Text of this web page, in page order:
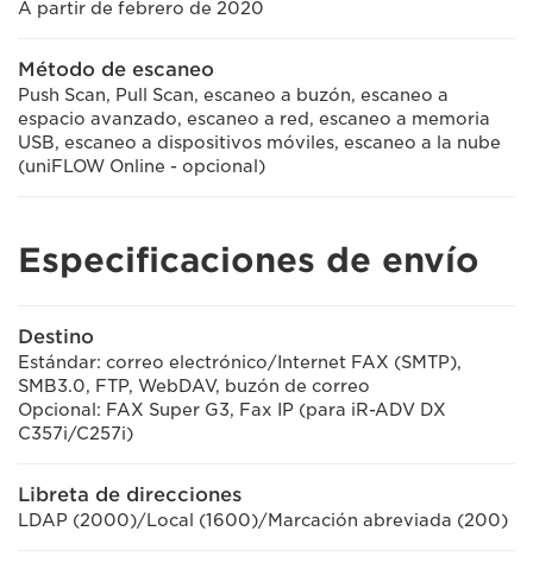
A partir de febrero de 2020
Método de escaneo
Push Scan, Pull Scan, escaneo a buzón, escaneo a
espacio avanzado, escaneo a red, escaneo a memoria
USB, escaneo a dispositivos móviles, escaneo a la nube
(uniFLOW Online - opcional)
Especificaciones de envío
Destino
Estándar: correo electrónico/Internet FAX (SMTP),
SMB3.0, FTP, WebDAV, buzón de correo
Opcional: FAX Super G3, Fax IP (para iR-ADV DX
C357i/C257i)
Libreta de direcciones
LDAP (2000)/Local (1600)/Marcación abreviada (200)